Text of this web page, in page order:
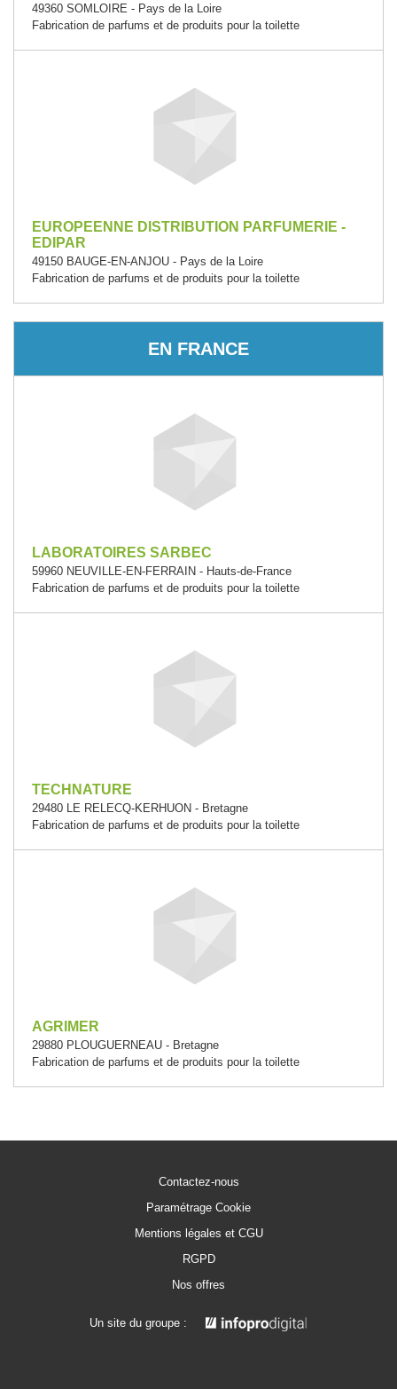
49360 SOMLOIRE - Pays de la Loire
Fabrication de parfums et de produits pour la toilette
EUROPEENNE DISTRIBUTION PARFUMERIE -
EDIPAR
49150 BAUGE-EN-ANJOU - Pays de la Loire
Fabrication de parfums et de produits pour la toilette
EN FRANCE
LABORATOIRES SARBEC
59960 NEUVILLE-EN-FERRAIN - Hauts-de-France
Fabrication de parfums et de produits pour la toilette
TECHNATURE
29480 LE RELECQ-KERHUON - Bretagne
Fabrication de parfums et de produits pour la toilette
AGRIMER
29880 PLOUGUERNEAU - Bretagne
Fabrication de parfums et de produits pour la toilette
Contactez-nous
Paramétrage Cookie
Mentions légales et CGU
RGPD
Nos offres
Un site du groupe :